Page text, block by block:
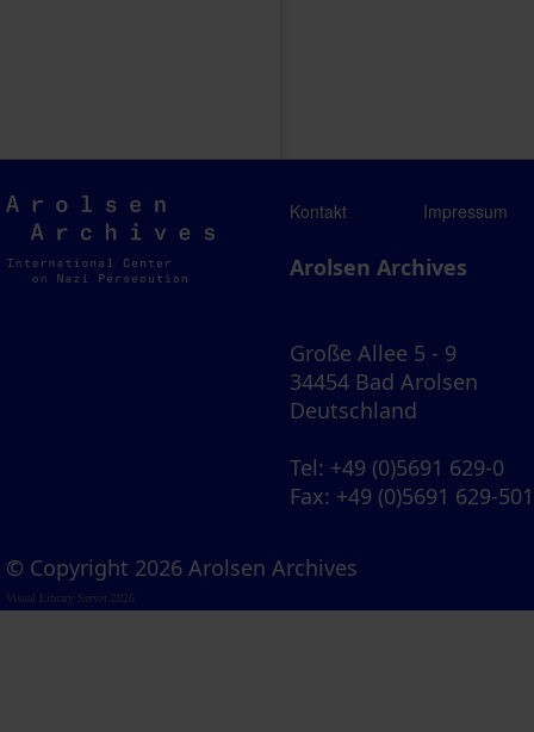
Arolsen
Archives
Kontakt Impressum
Arolsen Archives
Große Allee 5 - 9
34454 Bad Arolsen
Deutschland
Tel: +49 (0)5691 629-0
Fax: +49 (0)5691 629-501
© Copyright 2026 Arolsen Archives
Visual Library Server 2026